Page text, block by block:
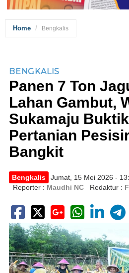
Home Bengkalis
BENGKALIS
Panen 7 Ton
Lahan Gambut,
Sukamaju
Pertanian
Bangkit
Bengkalis
Jumat, 15 Mei 2026 -
Reporter : Maudhi NC Redaktur :